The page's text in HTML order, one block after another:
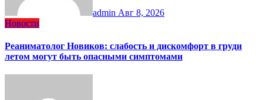
admin Авг 8, 2026
Новости
Реаниматолог Новиков: слабость и дискомфорт в груди
летом могут быть опасными симптомами